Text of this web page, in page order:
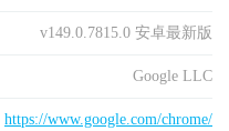
v149.0.7815.0 安卓最新版
Google LLC
https://www.google.com/chrome/